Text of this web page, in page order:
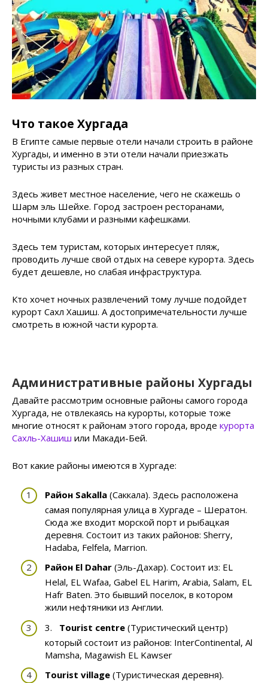
Что такое Хургада
В Египте самые первые отели начали строить в районе
Хургады, и именно в эти отели начали приезжать
туристы из разных стран.
Здесь живет местное население, чего не скажешь о
Шарм эль Шейхе. Город застроен ресторанами,
ночными клубами и разными кафешками.
Здесь тем туристам, которых интересует пляж,
проводить лучше свой отдых на севере курорта. Здесь
будет дешевле, но слабая инфраструктура.
Кто хочет ночных развлечений тому лучше подойдет
курорт Сахл Хашиш. А достопримечательности лучше
смотреть в южной части курорта.
Административные районы Хургады
Давайте рассмотрим основные районы самого города
Хургада, не отвлекаясь на курорты, которые тоже
многие относят к районам этого города, вроде курорта
Сахль-Хашиш или Макади-Бей.
Вот какие районы имеются в Хургаде:
Район Sakalla (Саккала). Здесь расположена
самая популярная улица в Хургаде – Шератон.
Сюда же входит морской порт и рыбацкая
деревня. Состоит из таких районов: Sherry,
Hadaba, Felfela, Marrion.
Район El Dahar (Эль-Дахар). Состоит из: EL
Helal, EL Wafaa, Gabel EL Harim, Arabia, Salam, EL
Hafr Baten. Это бывший поселок, в котором
жили нефтяники из Англии.
3. Tourist centre (Туристический центр)
который состоит из районов: InterContinental, Al
Mamsha, Magawish EL Kawser
Tourist village (Туристическая деревня).